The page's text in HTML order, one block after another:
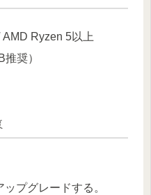
Ryzen 5以上
奨）
プグレードする。